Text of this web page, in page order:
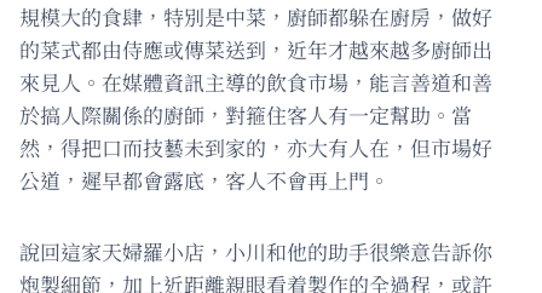
規模大的食肆，特別是中菜，廚師都躲在廚房，做好
的菜式都由侍應或傳菜送到，近年才越來越多廚師出
來見人。在媒體資訊主導的飲食市場，能言善道和善
於搞人際關係的廚師，對箍住客人有一定幫助。當
然，得把口而技藝未到家的，亦大有人在，但市場好
公道，遲早都會露底，客人不會再上門。
說回這家天婦羅小店，小川和他的助手很樂意告訴你
炮製細節，加上近距離親眼看着製作的全過程，或許